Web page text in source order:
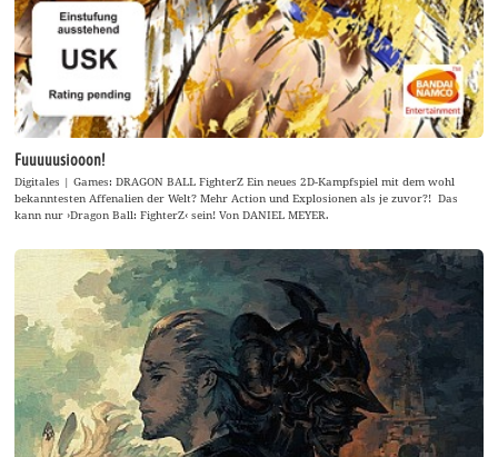
Fuuuuusiooon!
Digitales | Games: DRAGON BALL FighterZ Ein neues 2D-Kampfspiel mit dem wohl
bekanntesten Affenalien der Welt? Mehr Action und Explosionen als je zuvor?! Das
kann nur ›Dragon Ball: FighterZ‹ sein! Von DANIEL MEYER.